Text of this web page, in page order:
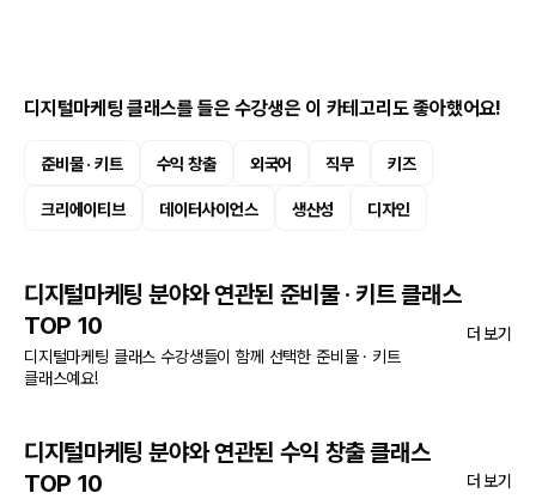
디지털마케팅 클래스를 들은 수강생은 이 카테고리도 좋아했어요!
준비물 · 키트 수익 창출 외국어 직무 키즈
크리에이티브 데이터사이언스 생산성 디자인
디지털마케팅 분야와 연관된 준비물 · 키트 클래스
TOP 10
디지털마케팅 클래스 수강생들이 함께 선택한 준비물 · 키트
클래스예요!
더 보기
디지털마케팅 분야와 연관된 수익 창출 클래스
TOP 10
더 보기